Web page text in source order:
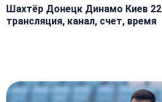
Шахтёр Донецк Динамо Киев 22
трансляция, канал, счет, время